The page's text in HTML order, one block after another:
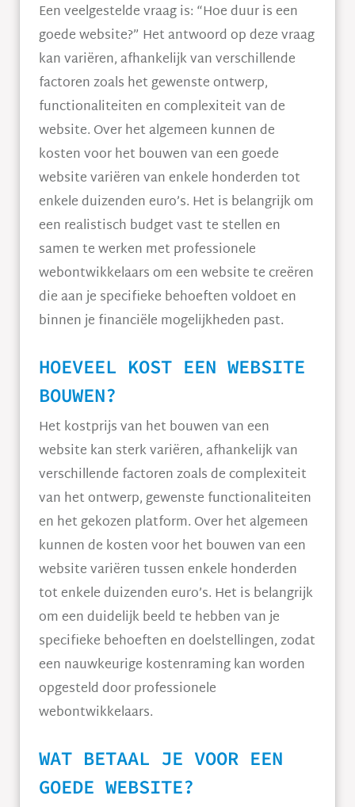
Een veelgestelde vraag is: “Hoe duur is een
goede website?” Het antwoord op deze vraag
kan variëren, afhankelijk van verschillende
factoren zoals het gewenste ontwerp,
functionaliteiten en complexiteit van de
website. Over het algemeen kunnen de
kosten voor het bouwen van een goede
website variëren van enkele honderden tot
enkele duizenden euro’s. Het is belangrijk om
een realistisch budget vast te stellen en
samen te werken met professionele
webontwikkelaars om een website te creëren
die aan je specifieke behoeften voldoet en
binnen je financiële mogelijkheden past.
HOEVEEL KOST EEN WEBSITE
BOUWEN?
Het kostprijs van het bouwen van een
website kan sterk variëren, afhankelijk van
verschillende factoren zoals de complexiteit
van het ontwerp, gewenste functionaliteiten
en het gekozen platform. Over het algemeen
kunnen de kosten voor het bouwen van een
website variëren tussen enkele honderden
tot enkele duizenden euro’s. Het is belangrijk
om een duidelijk beeld te hebben van je
specifieke behoeften en doelstellingen, zodat
een nauwkeurige kostenraming kan worden
opgesteld door professionele
webontwikkelaars.
WAT BETAAL JE VOOR EEN
GOEDE WEBSITE?